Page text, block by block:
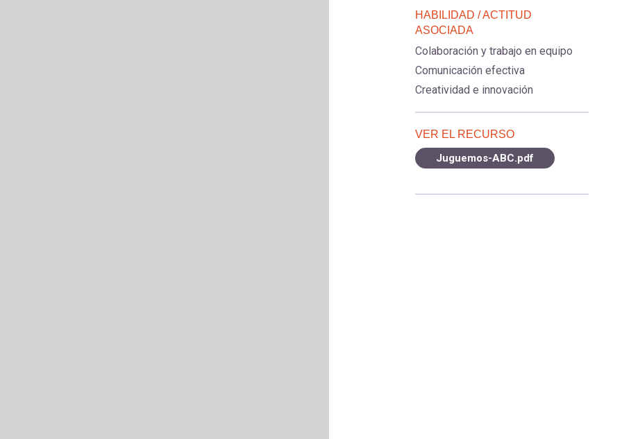
HABILIDAD / ACTITUD
ASOCIADA
Colaboración y trabajo en equipo
Comunicación efectiva
Creatividad e innovación
VER EL RECURSO
Juguemos-ABC.pdf